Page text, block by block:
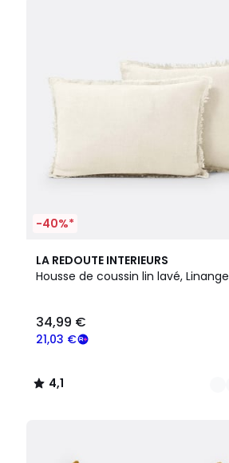
-40%*
LA REDOUTE INTERIEURS
Housse de coussin lin lavé, Linange
21,03 €
34,99 €
4,1
/ 5
5
Couleurs
4,1
/